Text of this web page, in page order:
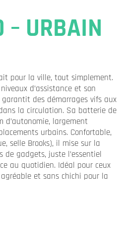
– URBAIN
pour la ville, tout simplement.
d’assistance et son
des démarrages vifs aux
la circulation. Sa batterie de
d’autonomie, largement
urbains. Confortable,
selle Brooks), il mise sur la
de gadgets, juste l’essentiel
au quotidien. Idéal pour ceux
et sans chichi pour la